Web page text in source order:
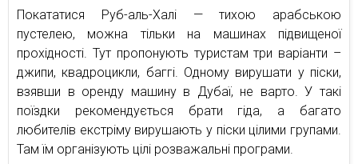
Покататися Руб-аль-Халі — тихою арабською
пустелею, можна тільки на машинах підвищеної
прохідності. Тут пропонують туристам три варіанти –
джипи, квадроцикли, баггі. Одному вирушати у піски,
взявши в оренду машину в Дубаї, не варто. У такі
поїздки рекомендується брати гіда, а багато
любителів екстріму вирушають у піски цілими групами.
Там їм організують цілі розважальні програми.